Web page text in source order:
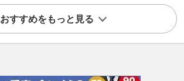
おすすめをもっと見る